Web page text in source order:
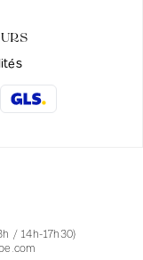
/ 14h-17h30)